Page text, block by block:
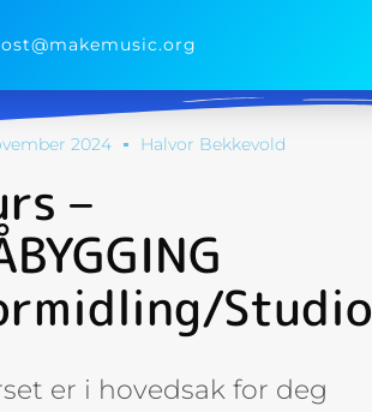
2024 Halvor Bekkevold
–
Studio
er i hovedsak for deg